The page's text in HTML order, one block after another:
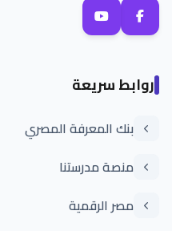
روابط سريعة
بنك المعرفة المصري
منصة مدرستنا
مصر الرقمية